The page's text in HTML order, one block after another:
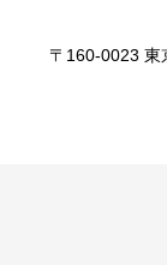
〒160-0023